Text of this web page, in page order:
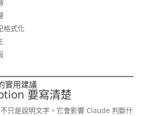
格式化
實用建議
要寫清楚
只是說明文字，它會影響 Claude 判斷什